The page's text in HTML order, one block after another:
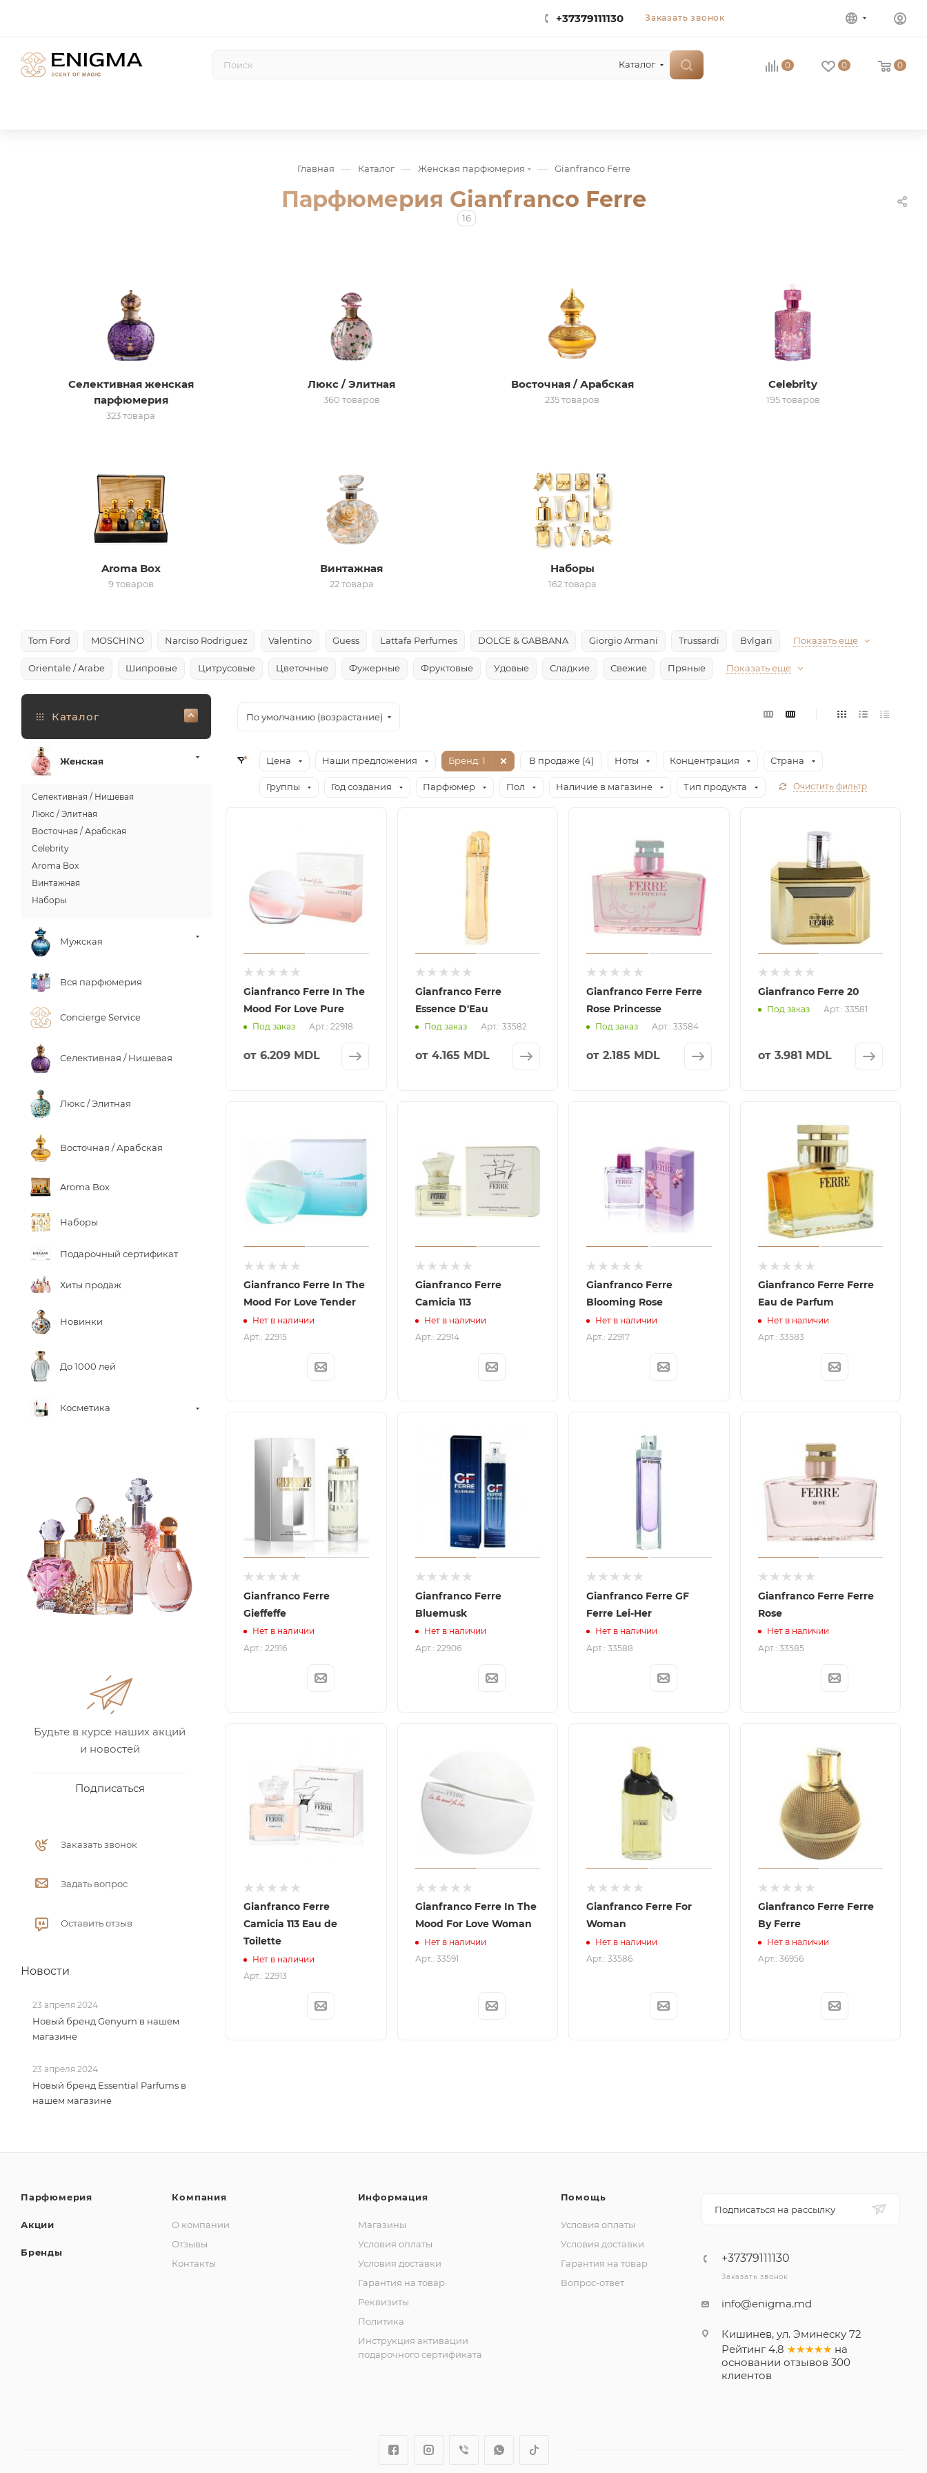
+37379111130 Заказать звонок
Каталог 0 0 0
Главная — Каталог — Женская парфюмерия — Gianfranco Ferre
Парфюмерия Gianfranco Ferre
16
Селективная женская
парфюмерия
323 товара
Люкс / Элитная
360 товаров
Восточная / Арабская
235 товаров
Celebrity
195 товаров
Aroma Box
9 товаров
Винтажная
22 товара
Наборы
162 товара
Tom Ford MOSCHINO Narciso Rodriguez Valentino Guess Lattafa Perfumes DOLCE & GABBANA Giorgio Armani Trussardi Bvlgari Показать еще
Orientale / Arabe Шипровые Цитрусовые Цветочные Фужерные Фруктовые Удовые Сладкие Свежие Пряные Показать еще
По умолчанию (возрастание)
Цена Наши предложения Бренд: 1 В продаже (4) Ноты Концентрация Страна
Группы Год создания Парфюмер Пол Наличие в магазине Тип продукта Очистить фильтр
Gianfranco Ferre In The
Mood For Love Pure
Под заказ Арт.: 22918
от 6.209 MDL
Gianfranco Ferre
Essence D'Eau
Под заказ Арт.: 33582
от 4.165 MDL
Gianfranco Ferre Ferre
Rose Princesse
Под заказ Арт.: 33584
от 2.185 MDL
Gianfranco Ferre 20
Под заказ Арт.: 33581
от 3.981 MDL
Gianfranco Ferre In The
Mood For Love Tender
Нет в наличии
Арт.: 22915
Gianfranco Ferre
Camicia 113
Нет в наличии
Арт.: 22914
Gianfranco Ferre
Blooming Rose
Нет в наличии
Арт.: 22917
Gianfranco Ferre Ferre
Eau de Parfum
Нет в наличии
Арт.: 33583
Gianfranco Ferre
Gieffeffe
Нет в наличии
Арт.: 22916
Gianfranco Ferre
Bluemusk
Нет в наличии
Арт.: 22906
Gianfranco Ferre GF
Ferre Lei-Her
Нет в наличии
Арт.: 33588
Gianfranco Ferre Ferre
Rose
Нет в наличии
Арт.: 33585
Gianfranco Ferre
Camicia 113 Eau de
Toilette
Нет в наличии
Арт.: 22913
Gianfranco Ferre In The
Mood For Love Woman
Нет в наличии
Арт.: 33591
Gianfranco Ferre For
Woman
Нет в наличии
Арт.: 33586
Gianfranco Ferre Ferre
By Ferre
Нет в наличии
Арт.: 36956
Каталог
Женская
Селективная / Нишевая
Люкс / Элитная
Восточная / Арабская
Celebrity
Aroma Box
Винтажная
Наборы
Мужская
Вся парфюмерия
Concierge Service
Селективная / Нишевая
Люкс / Элитная
Восточная / Арабская
Aroma Box
Наборы
Подарочный сертификат
Хиты продаж
Новинки
До 1000 лей
Косметика
Будьте в курсе наших акций
и новостей
Подписаться
Заказать звонок
Задать вопрос
Оставить отзыв
Новости
23 апреля 2024
Новый бренд Genyum в нашем
магазине
23 апреля 2024
Новый бренд Essential Parfums в
нашем магазине
Парфюмерия
Акции
Бренды
Компания
О компании
Отзывы
Контакты
Информация
Магазины
Условия оплаты
Условия доставки
Гарантия на товар
Реквизиты
Политика
Инструкция активации
подарочного сертификата
Помощь
Условия оплаты
Условия доставки
Гарантия на товар
Вопрос-ответ
Подписаться на рассылку
+37379111130
Заказать звонок
info@enigma.md
Кишинев, ул. Эминеску 72
Рейтинг 4.8 ★★★★★ на
основании отзывов 300
клиентов